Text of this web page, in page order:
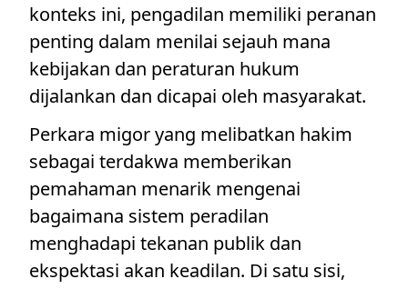
konteks ini, pengadilan memiliki peranan
penting dalam menilai sejauh mana
kebijakan dan peraturan hukum
dijalankan dan dicapai oleh masyarakat.
Perkara migor yang melibatkan hakim
sebagai terdakwa memberikan
pemahaman menarik mengenai
bagaimana sistem peradilan
menghadapi tekanan publik dan
ekspektasi akan keadilan. Di satu sisi,